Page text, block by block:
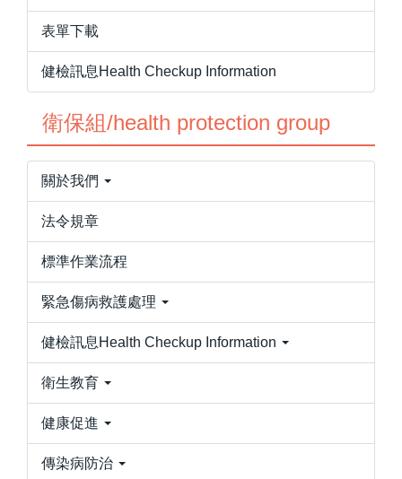
表單下載
健檢訊息Health Checkup Information
衛保組/health protection group
關於我們
法令規章
標準作業流程
緊急傷病救護處理
健檢訊息Health Checkup Information
衛生教育
健康促進
傳染病防治